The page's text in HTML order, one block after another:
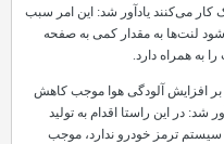
می‌کنند یادآور شد: این امر سبب
لنت‌ها به مقدار کمی به صفحه
همراه دارد.
افزایش آلودگی هوا موجب کاهش
در این راستا اقدام به تولید
ترمز خودرو ندارد، موجب